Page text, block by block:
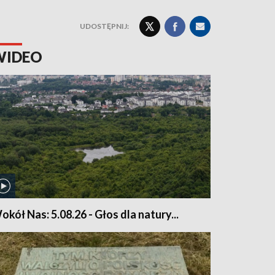
UDOSTĘPNIJ:
Nas: 5.08.26 - Głos dla natury...